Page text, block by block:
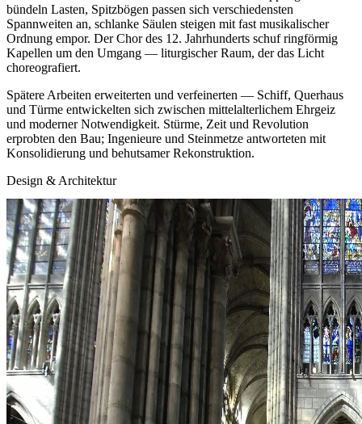
bündeln Lasten, Spitzbögen passen sich verschiedensten
Spannweiten an, schlanke Säulen steigen mit fast musikalischer
Ordnung empor. Der Chor des 12. Jahrhunderts schuf ringförmig
Kapellen um den Umgang — liturgischer Raum, der das Licht
choreografiert.
Spätere Arbeiten erweiterten und verfeinerten — Schiff, Querhaus
und Türme entwickelten sich zwischen mittelalterlichem Ehrgeiz
und moderner Notwendigkeit. Stürme, Zeit und Revolution
erprobten den Bau; Ingenieure und Steinmetze antworteten mit
Konsolidierung und behutsamer Rekonstruktion.
Design & Architektur